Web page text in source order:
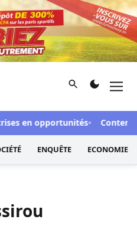
et d'investigation
Rechercher
en opportunités
ENQUÊTE ECONOMIE